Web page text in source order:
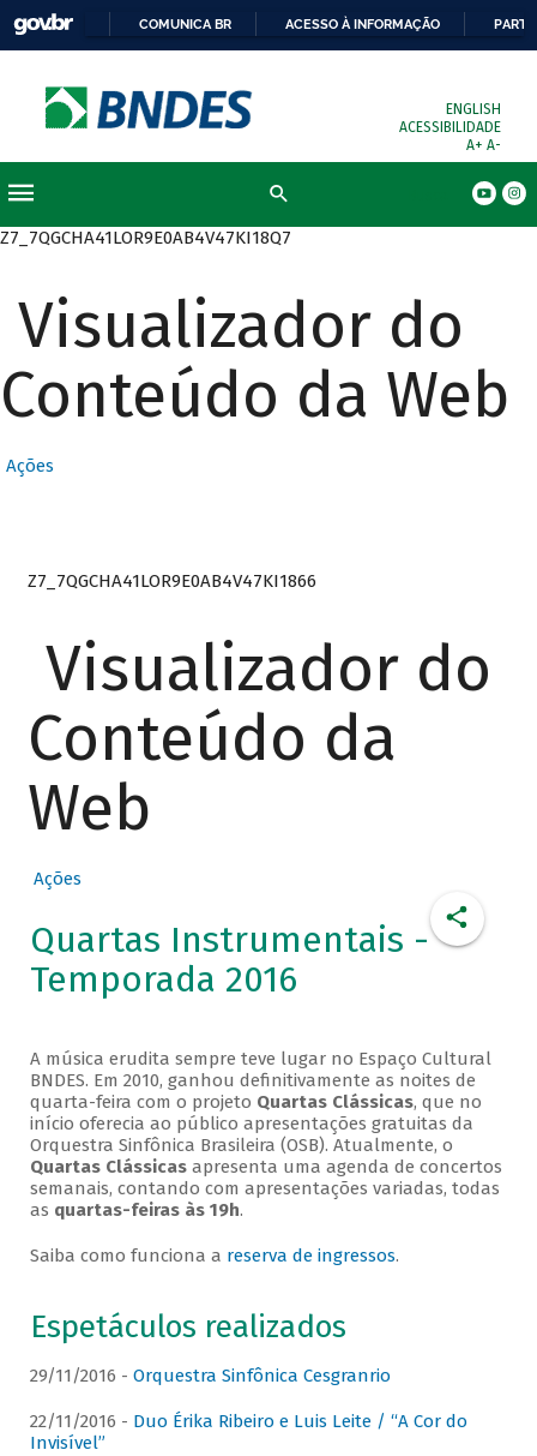
COMUNICA BR ACESSO À INFORMAÇÃO
ENGLISH
ACESSIBILIDADE
A+ A-
Z7_7QGCHA41LOR9E0AB4V47KI18Q7
Visualizador do
Conteúdo da Web
Ações
Z7_7QGCHA41LOR9E0AB4V47KI1866
Visualizador do
Conteúdo da
Web
Ações
Quartas Instrumentais -
Temporada 2016
A música erudita sempre teve lugar no Espaço Cultural
BNDES. Em 2010, ganhou definitivamente as noites de
quarta-feira com o projeto Quartas Clássicas, que no
início oferecia ao público apresentações gratuitas da
Orquestra Sinfônica Brasileira (OSB). Atualmente, o
Quartas Clássicasapresenta uma agenda de concertos
semanais, contando com apresentações variadas, todas
as quartas-feiras às 19h.
Saiba como funciona a reserva de ingressos.
Espetáculos realizados
29/11/2016 - Orquestra Sinfônica Cesgranrio
22/11/2016 - Duo Érika Ribeiro e Luis Leite / “A Cor do
Invisível”